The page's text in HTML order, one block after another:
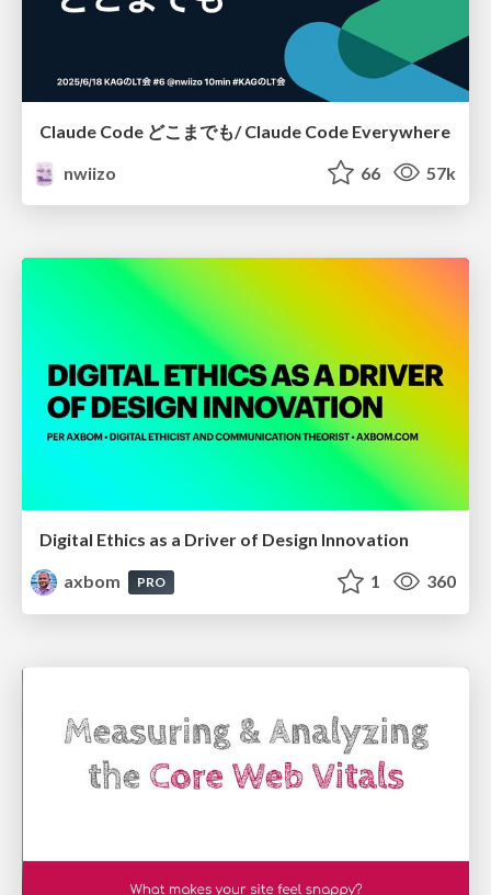
Claude Code どこまでも/ Claude Code Everywhere
nwiizo
66 57k
Digital Ethics as a Driver of Design Innovation
axbom
PRO 1 360